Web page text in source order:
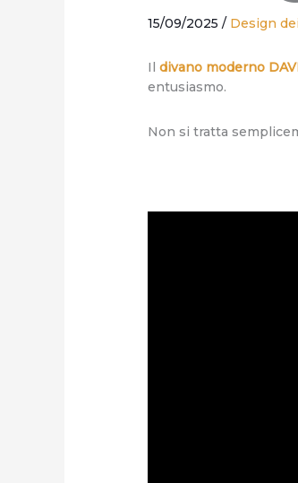
15/09/2025/ Design
Ildivano moderno
entusiasmo.
Non si tratta